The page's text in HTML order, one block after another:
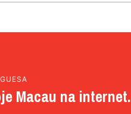
Macau na internet.